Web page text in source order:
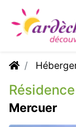
Mercuer